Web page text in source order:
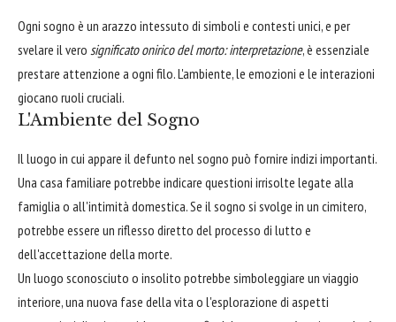
Ogni sogno è un arazzo intessuto di simboli e contesti unici, e per
svelare il vero significato onirico del morto: interpretazione, è essenziale
prestare attenzione a ogni filo. L'ambiente, le emozioni e le interazioni
giocano ruoli cruciali.
L'Ambiente del Sogno
Il luogo in cui appare il defunto nel sogno può fornire indizi importanti.
Una casa familiare potrebbe indicare questioni irrisolte legate alla
famiglia o all'intimità domestica. Se il sogno si svolge in un cimitero,
potrebbe essere un riflesso diretto del processo di lutto e
dell'accettazione della morte.
Un luogo sconosciuto o insolito potrebbe simboleggiare un viaggio
interiore, una nuova fase della vita o l'esplorazione di aspetti